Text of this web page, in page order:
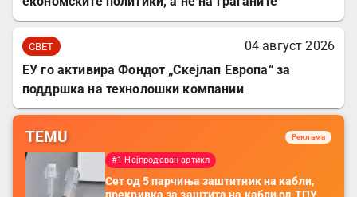
СВЕТ
04 август 2026
ЕУ го активира Фондот „Скејлап Европа“ за
поддршка на технолошки компании
TEMU Реклама
#1 Најпродаван артикл
Сет од 5 парчиња заштитник на кабли,